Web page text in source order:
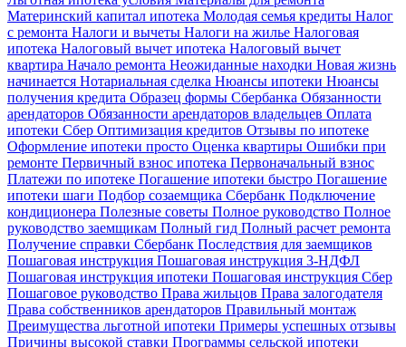
Материнский капитал ипотека Молодая семья кредиты Налог
с ремонта Налоги и вычеты Налоги на жилье Налоговая
ипотека Налоговый вычет ипотека Налоговый вычет
квартира Начало ремонта Неожиданные находки Новая жизнь
начинается Нотариальная сделка Нюансы ипотеки Нюансы
получения кредита Образец формы Сбербанка Обязанности
арендаторов Обязанности арендаторов владельцев Оплата
ипотеки Сбер Оптимизация кредитов Отзывы по ипотеке
Оформление ипотеки просто Оценка квартиры Ошибки при
ремонте Первичный взнос ипотека Первоначальный взнос
Платежи по ипотеке Погашение ипотеки быстро Погашение
ипотеки шаги Подбор созаемщика Сбербанк Подключение
кондиционера Полезные советы Полное руководство Полное
руководство заемщикам Полный гид Полный расчет ремонта
Получение справки Сбербанк Последствия для заемщиков
Пошаговая инструкция Пошаговая инструкция 3-НДФЛ
Пошаговая инструкция ипотеки Пошаговая инструкция Сбер
Пошаговое руководство Права жильцов Права залогодателя
Права собственников арендаторов Правильный монтаж
Преимущества льготной ипотеки Примеры успешных отзывы
Причины высокой ставки Программы сельской ипотеки